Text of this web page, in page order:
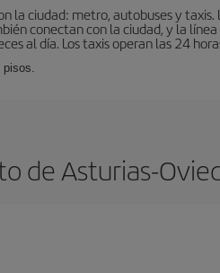
la ciudad: metro, autobuses y
conectan con la ciudad, y la
al día. Los taxis operan las 24
pisos.
de Asturias-